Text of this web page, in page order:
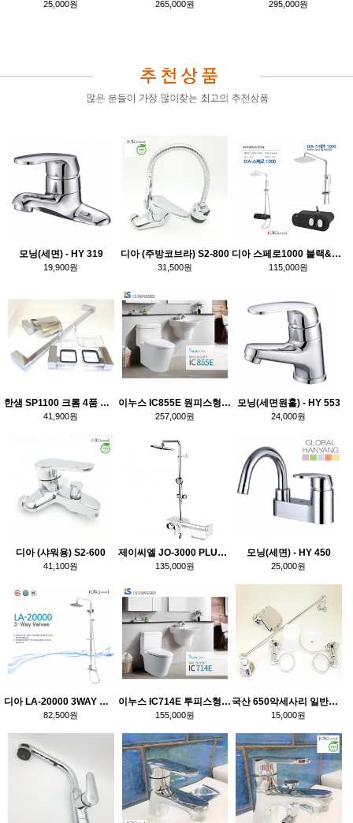
25,000원 265,000원 295,000원
모닝(세면) - HY 319
19,900원
디아 (주방코브라) S2-800
31,500원
디아 스페로1000 블랙&블랙 선반형 해바라기
115,000원
한샘 SP1100 크롬 4품 악세사리
41,900원
이누스 IC855E 원피스형 양변기
257,000원
모닝(세면원홀) - HY 553
24,000원
디아 (샤워용) S2-600
41,100원
제이씨엘 JO-3000 PLUS 선반형 해바라기
135,000원
모닝(세면) - HY 450
25,000원
디아 LA-20000 3WAY 해바라기 샤워기
82,500원
이누스 IC714E 투피스형 양변기
155,000원
국산 650악세사리 일반형 4품셋트
15,000원